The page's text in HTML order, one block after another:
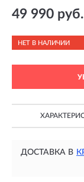
49 990 руб.
НЕТ В НАЛИЧИИ
ДОСТАВКА В